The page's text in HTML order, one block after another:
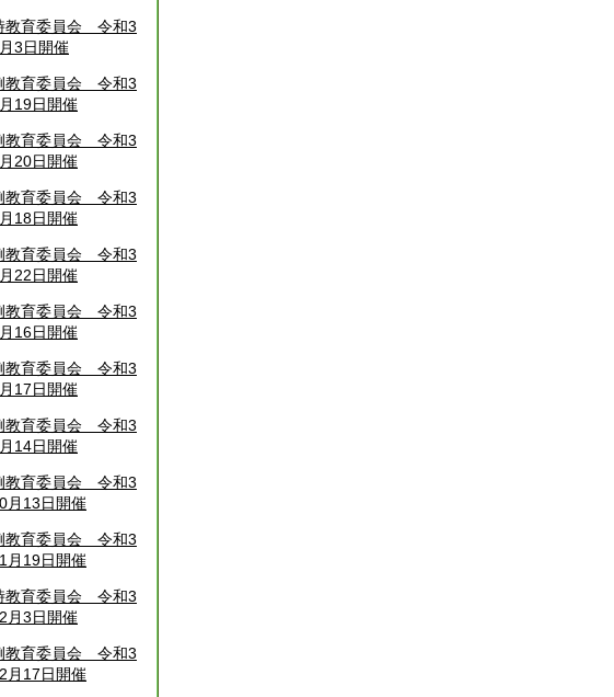
教育委員会 令和3
3日開催
教育委員会 令和3
19日開催
教育委員会 令和3
20日開催
教育委員会 令和3
18日開催
教育委員会 令和3
22日開催
教育委員会 令和3
16日開催
教育委員会 令和3
17日開催
教育委員会 令和3
14日開催
教育委員会 令和3
月13日開催
教育委員会 令和3
月19日開催
教育委員会 令和3
月3日開催
教育委員会 令和3
月17日開催